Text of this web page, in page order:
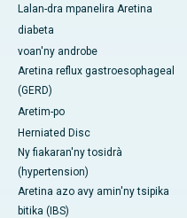
Lalan-dra mpanelira Aretina
diabeta
voan'ny androbe
Aretina reflux gastroesophageal
(GERD)
Aretim-po
Herniated Disc
Ny fiakaran'ny tosidrà
(hypertension)
Aretina azo avy amin'ny tsipika
bitika (IBS)